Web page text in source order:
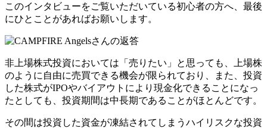
このインタビューをご覧いただいている初心者の方へ、最後
にひとことがあればお願いします。
非上場株式投資においては「売りたい」と思っても、上場株
のように自由に売買できる機会が限られており、また、投資
した株式がIPOやバイアウトにより現金化できることになっ
たとしても、投資期間は中長期であることがほとんどです。
その間は投資した資金が凍結されてしまうハイリスクな投資